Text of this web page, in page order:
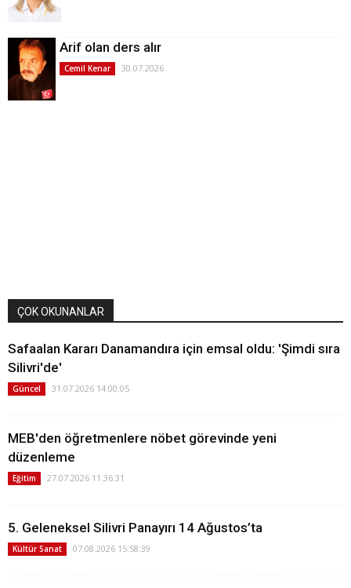
Arif olan ders alır
Cemil Kenar 30.07.2026
ÇOK OKUNANLAR
Safaalan Kararı Danamandıra için emsal oldu: 'Şimdi sıra
Silivri'de'
Güncel 31.07.2026 14:00:05
MEB'den öğretmenlere nöbet görevinde yeni
düzenleme
Eğitim 27.07.2026 11:36:31
5. Geleneksel Silivri Panayırı 14 Ağustos’ta
Kültür Sanat 07.08.2026 15:58:39